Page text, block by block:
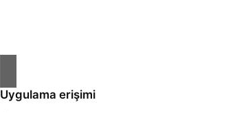
Uygulama erişimi